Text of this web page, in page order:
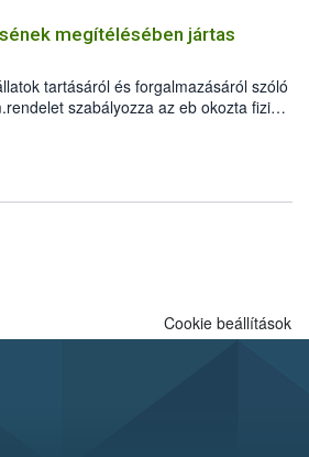
megítélésében jártas
tartásáról és forgalmazásáról szóló
szabályozza az eb okozta fizikai
keletkezésekor felmerülő
a veszélyes eb tartását és annak
Cookie beállítások